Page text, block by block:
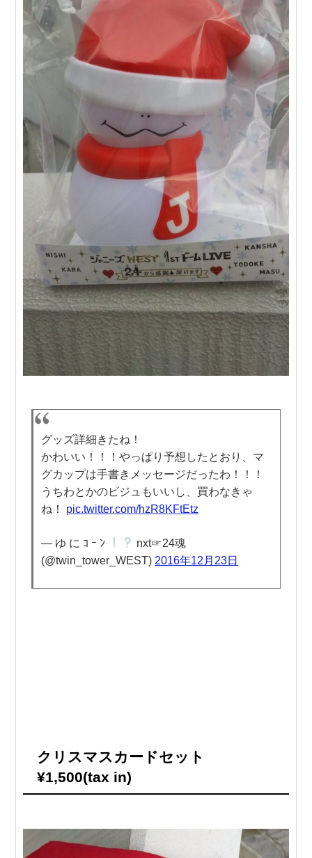
グッズ詳細きたね！
かわいい！！！やっぱり予想したとおり、マ
グカップは手書きメッセージだったわ！！！
うちわとかのビジュもいいし、買わなきゃ
ね！ pic.twitter.com/hzR8KFtEtz
— ゆ に ｺ ｰ ﾝ
nxt☞24魂
(@twin_tower_WEST) 2016年12月23日
クリスマスカードセット
¥1,500(tax in)